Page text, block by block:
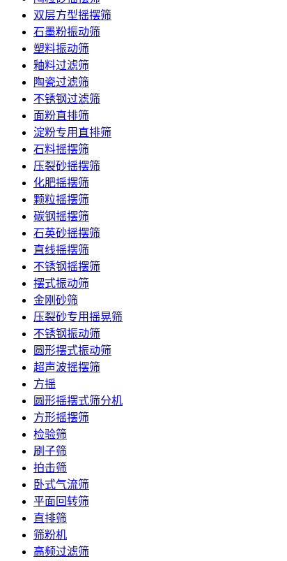
双层方型摇摆筛
石墨粉振动筛
塑料振动筛
釉料过滤筛
陶瓷过滤筛
不锈钢过滤筛
面粉直排筛
淀粉专用直排筛
石料摇摆筛
压裂砂摇摆筛
化肥摇摆筛
颗粒摇摆筛
碳钢摇摆筛
石英砂摇摆筛
直线摇摆筛
不锈钢摇摆筛
摆式振动筛
金刚砂筛
压裂砂专用摇晃筛
不锈钢振动筛
圆形摆式振动筛
超声波摇摆筛
方摇
圆形摇摆式筛分机
方形摇摆筛
检验筛
刷子筛
拍击筛
卧式气流筛
平面回转筛
直排筛
筛粉机
高频过滤筛